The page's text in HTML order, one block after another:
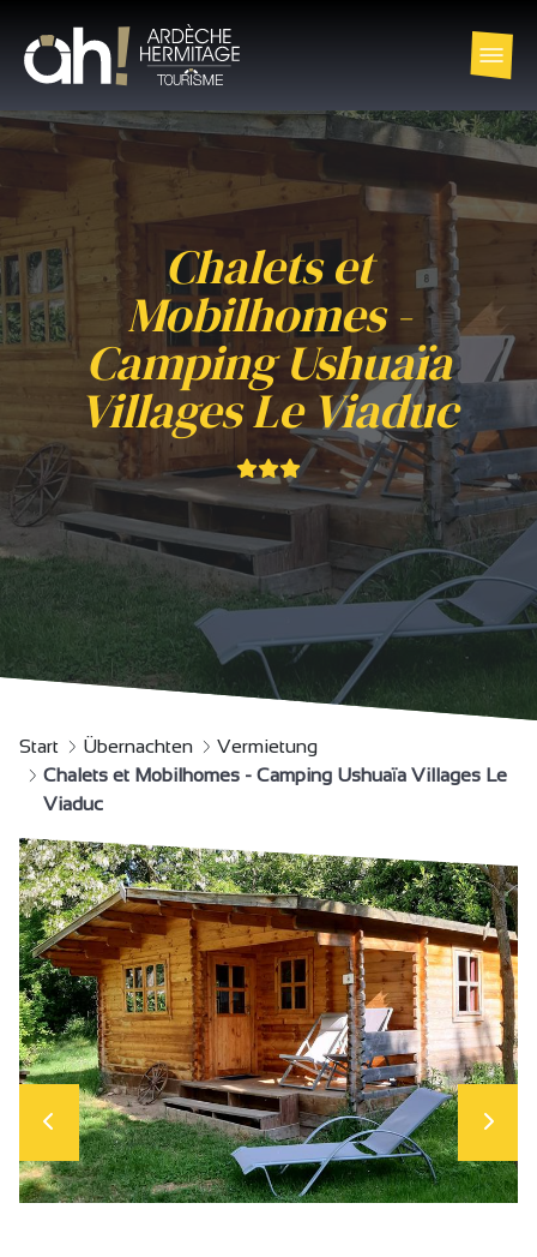
Chalets et
Mobilhomes -
Camping Ushuaïa
Villages Le Viaduc
Start Übernachten
Vermietung
Chalets et Mobilhomes - Camping Ushuaïa Villages Le
Viaduc